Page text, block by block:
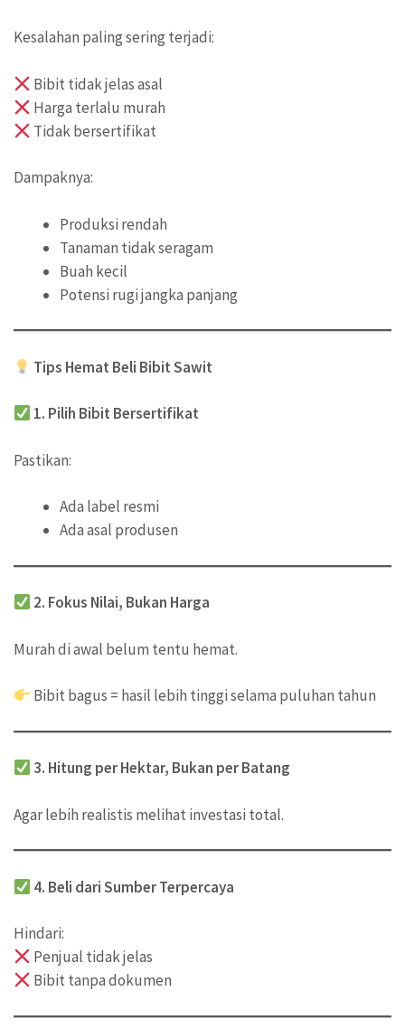
Kesalahan paling sering terjadi:
Bibit tidak jelas asal
Harga terlalu murah
Tidak bersertifikat
Dampaknya:
Produksi rendah
Tanaman tidak seragam
Buah kecil
Potensi rugi jangka panjang
Tips Hemat Beli Bibit Sawit
1. Pilih Bibit Bersertifikat
Pastikan:
Ada label resmi
Ada asal produsen
2. Fokus Nilai, Bukan Harga
Murah di awal belum tentu hemat.
Bibit bagus = hasil lebih tinggi selama puluhan tahun
3. Hitung per Hektar, Bukan per Batang
Agar lebih realistis melihat investasi total.
4. Beli dari Sumber Terpercaya
Hindari:
Penjual tidak jelas
Bibit tanpa dokumen